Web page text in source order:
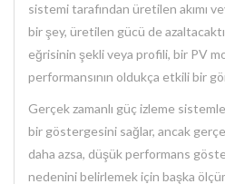
sistemi tarafından üretilen akımı
bir şey, üretilen gücü de
eğrisinin şekli veya profili, bir PV
performansının oldukça etkili bir
Gerçek zamanlı güç izleme
bir göstergesini sağlar, ancak
daha azsa, düşük performans
nedenini belirlemek için başka